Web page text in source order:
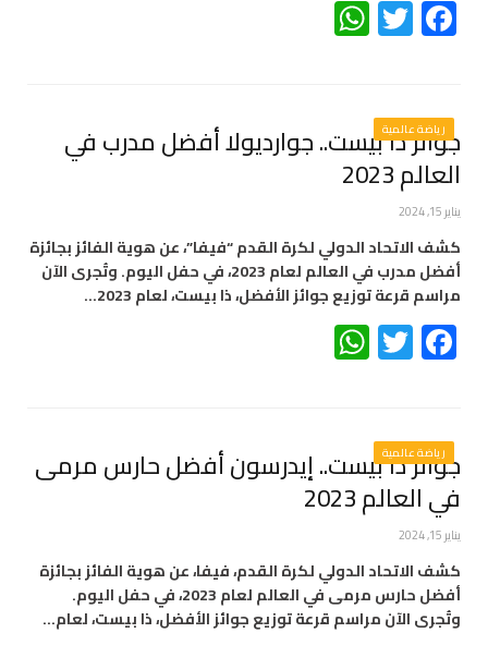
Facebook
Twitter
رياضة عالمية
جوائز ذا بيست.. جوارديولا أفضل مدرب في
العالم 2023
يناير 15, 2024
كشف الاتحاد الدولي لكرة القدم “فيفا”، عن هوية الفائز بجائزة
أفضل مدرب في العالم لعام 2023، في حفل اليوم. وتُجرى الآن
مراسم قرعة توزيع جوائز الأفضل، ذا بيست، لعام 2023…
Facebook
Twitter
رياضة عالمية
جوائز ذا بيست.. إيدرسون أفضل حارس مرمى
في العالم 2023
يناير 15, 2024
كشف الاتحاد الدولي لكرة القدم، فيفا، عن هوية الفائز بجائزة
أفضل حارس مرمى في العالم لعام 2023، في حفل اليوم.
وتُجرى الآن مراسم قرعة توزيع جوائز الأفضل، ذا بيست، لعام…